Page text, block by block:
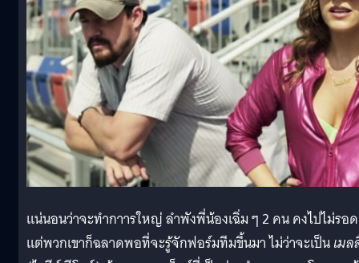
แน่นอนว่าจะทำกาารใหญ่ ลำพังพี่น้องเฉิ่ม ๆ 2 คน คงไปไม่รอด
แต่พวกเขาก็ฉลาดพอที่จะรู้จักฟอร์มทีมขึ้นมา ไม่ว่าจะเป็นเม